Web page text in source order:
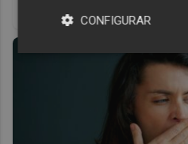
CONFIGURAR